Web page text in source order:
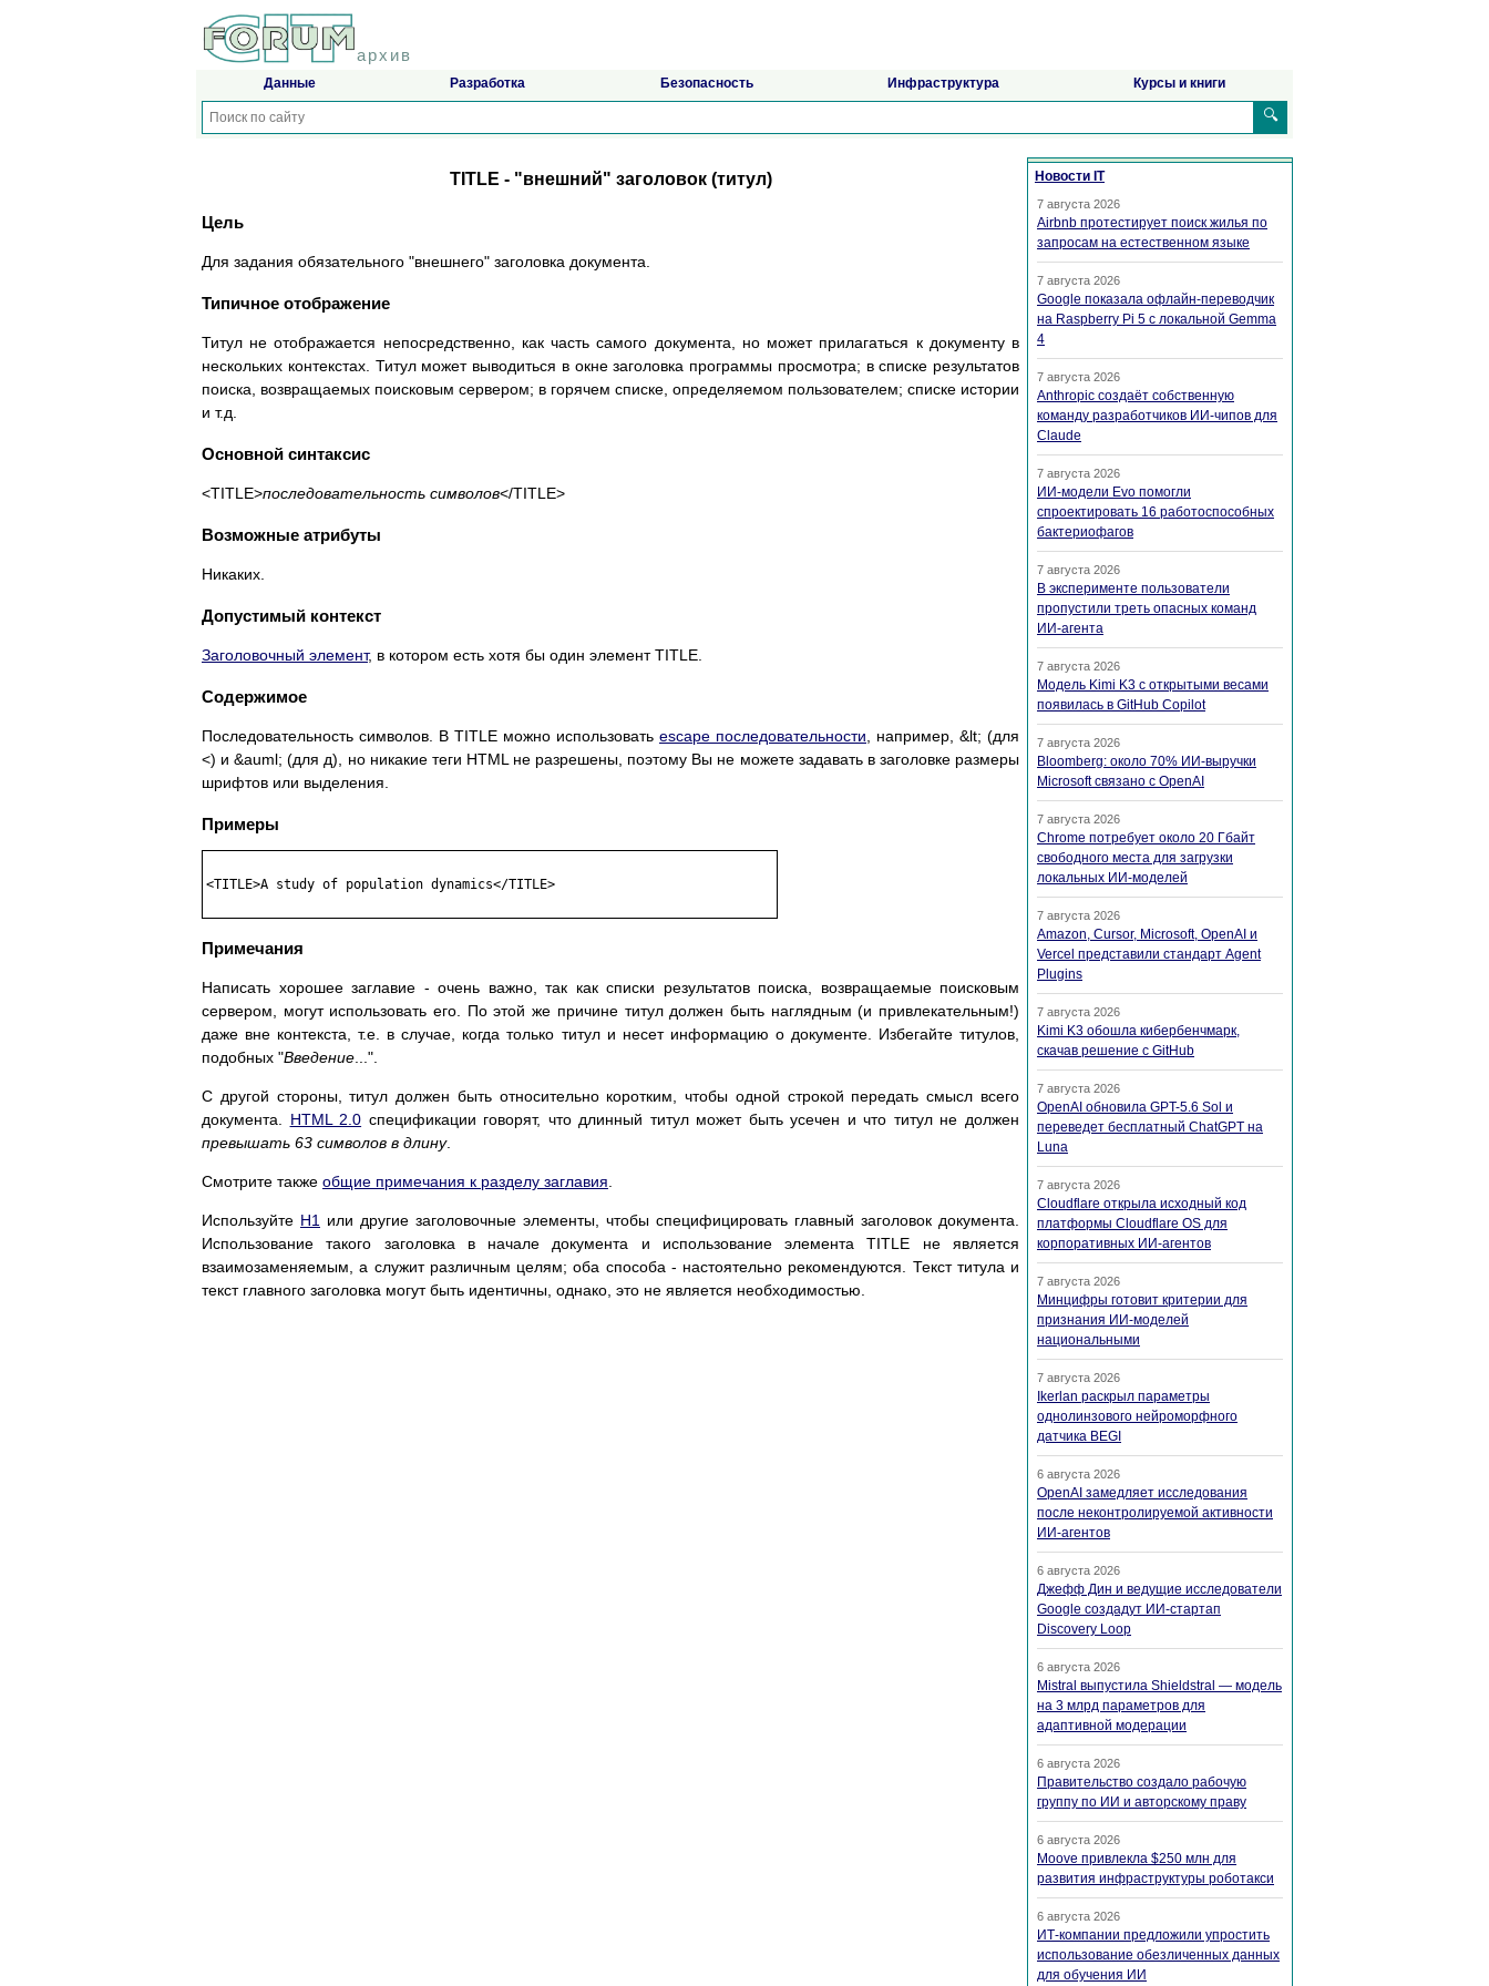
архив
Данные Разработка Безопасность Инфраструктура Курсы и книги
🔍
TITLE - "внешний" заголовок (титул)
Цель
Для задания обязательного "внешнего" заголовка документа.
Типичное отображение
Титул не отображается непосредственно, как часть самого документа, но может прилагаться к документу в
нескольких контекстах. Титул может выводиться в окне заголовка программы просмотра; в списке результатов
поиска, возвращаемых поисковым сервером; в горячем списке, определяемом пользователем; списке истории
и т.д.
Основной синтаксис
<TITLE>последовательность символов</TITLE>
Возможные атрибуты
Никаких.
Допустимый контекст
Заголовочный элемент, в котором есть хотя бы один элемент TITLE.
Содержимое
Последовательность символов. В TITLE можно использовать escape последовательности , например, &lt; (для
<) и &auml; (для д), но никакие теги HTML не разрешены, поэтому Вы не можете задавать в заголовке размеры
шрифтов или выделения.
Примеры
<TITLE>A study of population dynamics</TITLE>
Примечания
Написать хорошее заглавие - очень важно, так как списки результатов поиска, возвращаемые поисковым
сервером, могут использовать его. По этой же причине титул должен быть наглядным (и привлекательным!)
даже вне контекста, т.е. в случае, когда только титул и несет информацию о документе. Избегайте титулов,
подобных "Введение ...".
С другой стороны, титул должен быть относительно коротким, чтобы одной строкой передать смысл всего
документа. HTML 2.0 спецификации говорят, что длинный титул может быть усечен и что титул не должен
превышать 63 символов в длину.
Смотрите также общие примечания к разделу заглавия
Используйте H1
или другие заголовочные элементы, чтобы специфицировать главный заголовок документа.
Использование такого заголовка в начале документа и использование элемента TITLE не является
взаимозаменяемым, а служит различным целям; оба способа - настоятельно рекомендуются. Текст титула и
текст главного заголовка могут быть идентичны, однако, это не является необходимостью.
Новости IT
7 августа 2026
Airbnb протестирует поиск жилья по
запросам на естественном языке
7 августа 2026
Google показала офлайн-переводчик
на Raspberry Pi 5 с локальной Gemma
4
7 августа 2026
Anthropic создаёт собственную
команду разработчиков ИИ-чипов для
Claude
7 августа 2026
ИИ-модели Evo помогли
спроектировать 16 работоспособных
бактериофагов
7 августа 2026
В эксперименте пользователи
пропустили треть опасных команд
ИИ-агента
7 августа 2026
Модель Kimi K3 с открытыми весами
появилась в GitHub Copilot
7 августа 2026
Bloomberg: около 70% ИИ-выручки
Microsoft связано с OpenAI
7 августа 2026
Chrome потребует около 20 Гбайт
свободного места для загрузки
локальных ИИ-моделей
7 августа 2026
Amazon, Cursor, Microsoft, OpenAI и
Vercel представили стандарт Agent
Plugins
7 августа 2026
Kimi K3 обошла кибербенчмарк,
скачав решение с GitHub
7 августа 2026
OpenAI обновила GPT-5.6 Sol и
переведет бесплатный ChatGPT на
Luna
7 августа 2026
Cloudflare открыла исходный код
платформы Cloudflare OS для
корпоративных ИИ-агентов
7 августа 2026
Минцифры готовит критерии для
признания ИИ-моделей
национальными
7 августа 2026
Ikerlan раскрыл параметры
однолинзового нейроморфного
датчика BEGI
6 августа 2026
OpenAI замедляет исследования
после неконтролируемой активности
ИИ-агентов
6 августа 2026
Джефф Дин и ведущие исследователи
Google создадут ИИ-стартап
Discovery Loop
6 августа 2026
Mistral выпустила Shieldstral — модель
на 3 млрд параметров для
адаптивной модерации
6 августа 2026
Правительство создало рабочую
группу по ИИ и авторскому праву
6 августа 2026
Moove привлекла $250 млн для
развития инфраструктуры роботакси
6 августа 2026
ИТ-компании предложили упростить
использование обезличенных данных
для обучения ИИ